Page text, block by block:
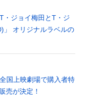
・ジョイ梅田とT・ジ
」 オリジナルラベルの
国上映劇場で購入者特
売が決定！